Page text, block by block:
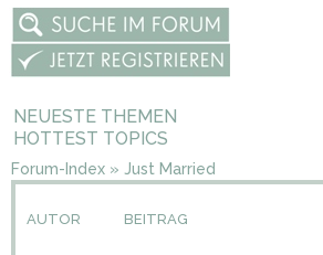
NEUESTE THEMEN
HOTTEST TOPICS
Forum-Index » Just Married
AUTOR BEITRAG